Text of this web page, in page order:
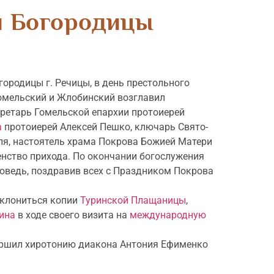
Богородицы
г. Речицы, в день престольного
и Жлобинский возглавил
Гомельской епархии протоиерей
протоиерей Алексей Пешко, ключарь Свято-
настоятель храма Покрова Божией Матери
прихода. По окончании богослужения
поздравив всех с Праздником Покрова
копии Туринской Плащаницы,
в ходе своего визита на международную
хиротонию диакона Антония Ефименко